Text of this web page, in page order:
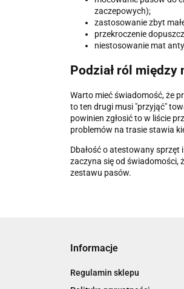
zaczepowych);
zastosowanie zbyt
przekroczenie
niestosowanie mat
Podział ról między
Warto mieć świadomość, że
to ten drugi musi "przyjąć"
powinien zgłosić to w liście
problemów na trasie stawia
Dbałość o atestowany
zaczyna się od świadomości,
zestawu pasów.
Informacje
Regulamin sklepu